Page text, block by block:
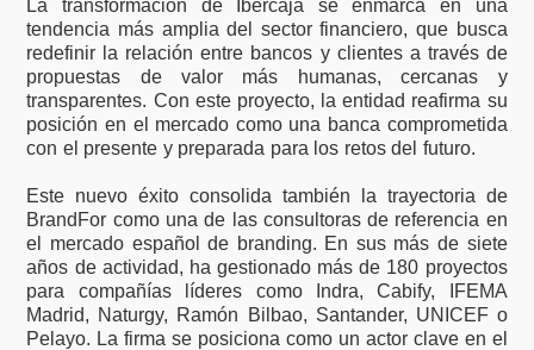
La transformación de Ibercaja se enmarca en una
tendencia más amplia del sector financiero, que busca
redefinir la relación entre bancos y clientes a través de
propuestas de valor más humanas, cercanas y
transparentes. Con este proyecto, la entidad reafirma su
posición en el mercado como una banca comprometida
con el presente y preparada para los retos del futuro.
Este nuevo éxito consolida también la trayectoria de
BrandFor como una de las consultoras de referencia en
el mercado español de branding. En sus más de siete
años de actividad, ha gestionado más de 180 proyectos
para compañías líderes como Indra, Cabify, IFEMA
Madrid, Naturgy, Ramón Bilbao, Santander, UNICEF o
Pelayo. La firma se posiciona como un actor clave en el